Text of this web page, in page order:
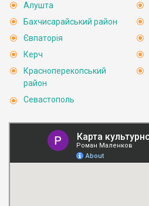
Алушта
Бахчисарайський район
Євпаторія
Керч
Красноперекопський
район
Севастополь